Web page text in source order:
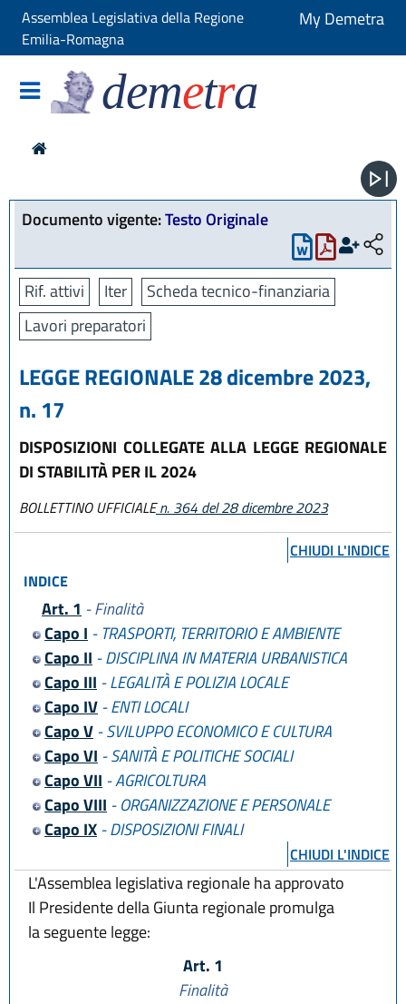
Assemblea Legislativa della Regione
Emilia-Romagna
My Demetra
demetra
Documento vigente:Testo Originale
Rif. attivi Iter
Scheda tecnico-finanziaria
Lavori preparatori
LEGGE REGIONALE 28 dicembre 2023,
n. 17
DISPOSIZIONI COLLEGATE ALLA LEGGE REGIONALE
DI STABILITÀ PER IL 2024
BOLLETTINO UFFICIALEn. 364 del 28 dicembre 2023
CHIUDI L'INDICE
INDICE
Art. 1 - Finalità
Capo I - TRASPORTI, TERRITORIO E AMBIENTE
Capo II - DISCIPLINA IN MATERIA URBANISTICA
Capo III - LEGALITÀ E POLIZIA LOCALE
Capo IV- ENTI LOCALI
Capo V- SVILUPPO ECONOMICO E CULTURA
Capo VI - SANITÀ E POLITICHE SOCIALI
Capo VII - AGRICOLTURA
Capo VIII - ORGANIZZAZIONE E PERSONALE
Capo IX- DISPOSIZIONI FINALI
CHIUDI L'INDICE
L'Assemblea legislativa regionale ha approvato
Il Presidente della Giunta regionale promulga
la seguente legge:
Art. 1
Finalità